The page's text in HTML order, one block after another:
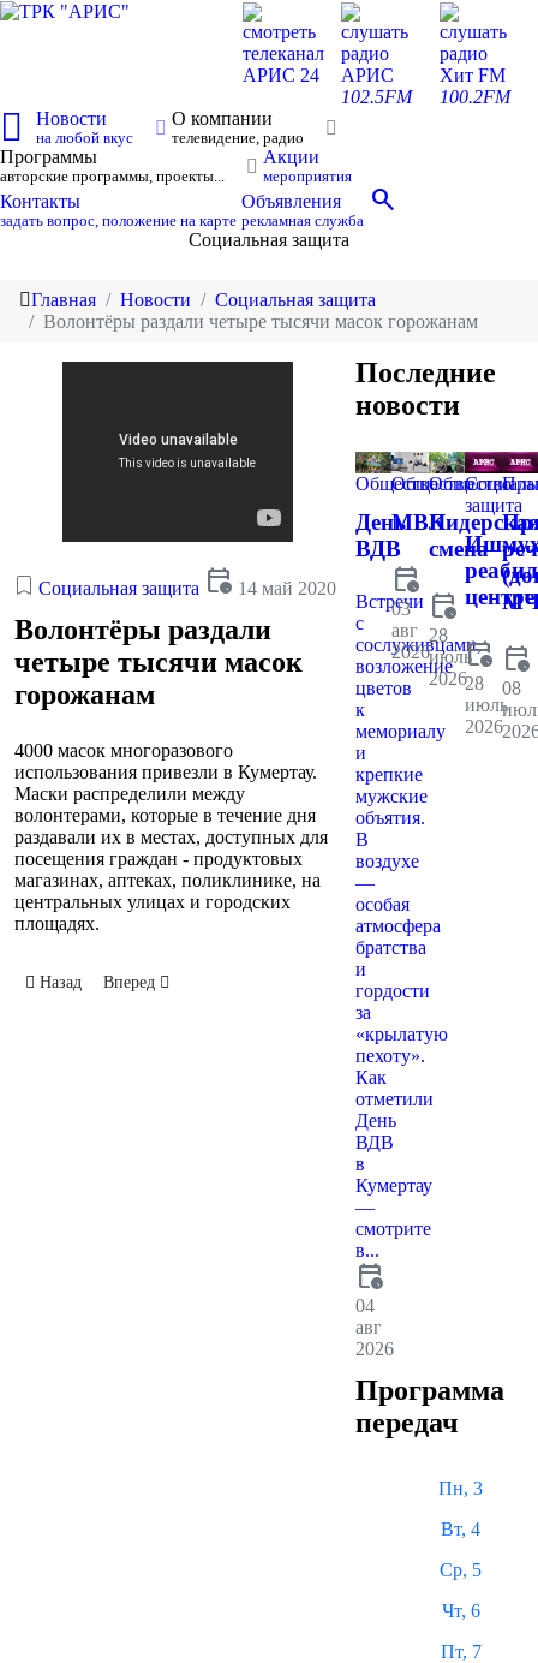
смотреть
телеканал
АРИС 24
слушать
радио
АРИС
102.5FM
слушать
радио
Хит FM
100.2FM
Новости
на любой вкус
О компании
телевидение, радио
Программы
авторские программы, проекты...
Акции
мероприятия
Контакты
задать вопрос, положение на карте
Объявления
рекламная служба
search
Социальная защита
Главная Новости
Социальная защита
Волонтёры раздали четыре тысячи масок горожанам
Социальная защита calendar_clock 14 май 2020
Волонтёры раздали
четыре тысячи масок
горожанам
4000 масок многоразового
использования привезли в Кумертау.
Маски распределили между
волонтерами, которые в течение дня
раздавали их в местах, доступных для
посещения граждан - продуктовых
магазинах, аптеках, поликлинике, на
центральных улицах и городских
площадях.
Предыдущий: Ветераны Великой Отечественной войны получат
Назад Следующий: Волонтёрский штаб получил продуктовые
Вперед
Последние
новости
Общество
День
ВДВ
Встречи
с
сослуживцами,
возложение
цветов
к
мемориалу
и
крепкие
мужские
объятия.
В
воздухе
—
особая
атмосфера
братства
и
гордости
за
«крылатую
пехоту».
Как
отметили
День
ВДВ
в
Кумертау
—
смотрите
в...
calendar_clock
04
авг
2026
Общество
МВК
calendar_clock
03
авг
2026
Общество
смена
calendar_clock
28
июль
2026
защита
центре
calendar_clock
28
июль
2026
calendar_clock
08
Программа
передач
Пн, 3
Вт, 4
Ср, 5
Чт, 6
Пт, 7